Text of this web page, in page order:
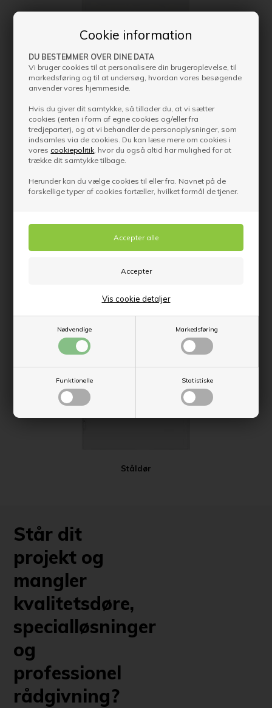
Cookie information
DU BESTEMMER OVER DINE DATA
Vi bruger cookies til at personalisere din brugeroplevelse, til
markedsføring og til at undersøg, hvordan vores besøgende
anvender vores hjemmeside.
Hvis du giver dit samtykke, så tillader du, at vi sætter
cookies (enten i form af egne cookies og/eller fra
tredjeparter), og at vi behandler de personoplysninger, som
indsamles via de cookies. Du kan læse mere om cookies i
vores cookiepolitik, hvor du også altid har mulighed for at
trække dit samtykke tilbage.
Herunder kan du vælge cookies til eller fra. Navnet på de
forskellige typer af cookies fortæller, hvilket formål de tjener.
Nødvendige Markedsføring
Funktionelle Statistiske
Vis cookie detaljer
Ståldør
Står dit
projekt og
mangler
kvalitetsdøre,
specialløsninger
og
professionel
rådgivning?